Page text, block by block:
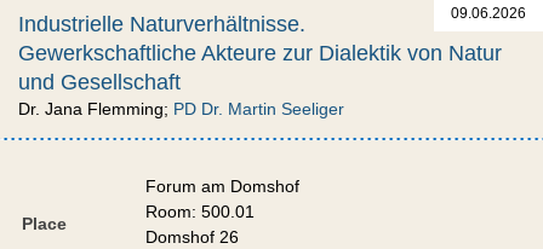
09.06.2026
Industrielle Naturverhältnisse.
Gewerkschaftliche Akteure zur Dialektik von Natur
und Gesellschaft
Dr. Jana Flemming; PD Dr. Martin Seeliger
Place
Forum am Domshof
Room: 500.01
Domshof 26